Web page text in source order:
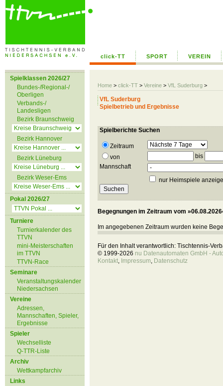
click-TT SPORT VEREIN
Home > click-TT > Vereine > VfL Suderburg >
Spielklassen 2026/27
Bundes-/Regional-/
Oberligen
Verbands-/
Landesligen
Bezirk Braunschweig
Bezirk Hannover
Bezirk Lüneburg
Bezirk Weser-Ems
Pokal 2026/27
Turniere
Turnierkalender des
TTVN
mini-Meisterschaften
im TTVN
TTVN-Race
Seminare
Veranstaltungskalender
Niedersachsen
Vereine
Adressen,
Mannschaften, Spieler,
Ergebnisse
Spieler
Wechselliste
Q-TTR-Liste
Archiv
Wettkampfarchiv
Links
VfL Suderburg
Spielbetrieb und Ergebnisse
Spielberichte Suchen
Zeitraum
von
bis
Mannschaft
nur Heimspiele
Begegnungen im Zeitraum vom
Im angegebenen Zeitraum wurden keine
Für den Inhalt verantwortlich: Tischtennis-
© 1999-2026 nu Datenautomaten GmbH -
Kontakt, Impressum, Datenschutz